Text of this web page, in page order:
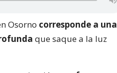
Osorno corresponde a una
que saque a la luz